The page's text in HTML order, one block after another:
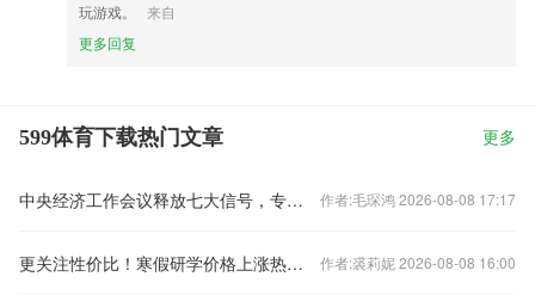
玩游戏。
来自
更多回复
599体育下载热门文章 更多
中央经济工作会议释放七大信号，专家火线解读 作者:毛琛鸿 2026-08-08 17:17
更关注性价比！寒假研学价格上涨热度下降 作者:裘莉妮 2026-08-08 16:00